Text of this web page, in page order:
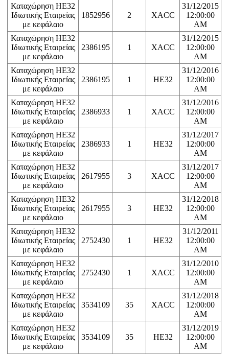
Καταχώρηση ΗΕ32
Ιδιωτικής Εταιρείας
με κεφάλαιο
1852956 2 XACC
31/12/2015
12:00:00
AM
Καταχώρηση ΗΕ32
Ιδιωτικής Εταιρείας
με κεφάλαιο
2386195 1 XACC
31/12/2015
12:00:00
AM
Καταχώρηση ΗΕ32
Ιδιωτικής Εταιρείας
με κεφάλαιο
2386195 1 HE32
31/12/2016
12:00:00
AM
Καταχώρηση ΗΕ32
Ιδιωτικής Εταιρείας
με κεφάλαιο
2386933 1 XACC
31/12/2016
12:00:00
AM
Καταχώρηση ΗΕ32
Ιδιωτικής Εταιρείας
με κεφάλαιο
2386933 1 HE32
31/12/2017
12:00:00
AM
Καταχώρηση ΗΕ32
Ιδιωτικής Εταιρείας
με κεφάλαιο
2617955 3 XACC
31/12/2017
12:00:00
AM
Καταχώρηση ΗΕ32
Ιδιωτικής Εταιρείας
με κεφάλαιο
2617955 3 HE32
31/12/2018
12:00:00
AM
Καταχώρηση ΗΕ32
Ιδιωτικής Εταιρείας
με κεφάλαιο
2752430 1 HE32
31/12/2011
12:00:00
AM
Καταχώρηση ΗΕ32
Ιδιωτικής Εταιρείας
με κεφάλαιο
2752430 1 XACC
31/12/2010
12:00:00
AM
Καταχώρηση ΗΕ32
Ιδιωτικής Εταιρείας
με κεφάλαιο
3534109 35 XACC
31/12/2018
12:00:00
AM
Καταχώρηση ΗΕ32
Ιδιωτικής Εταιρείας
με κεφάλαιο
3534109 35 HE32
31/12/2019
12:00:00
AM